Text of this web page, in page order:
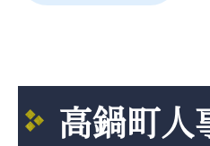
高鍋町人